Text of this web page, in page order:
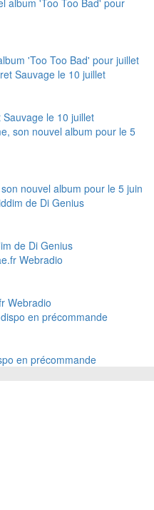
'Too Too Bad' pour juillet
le 10 juillet
nouvel album pour le 5 juin
de Di Genius
Webradio
en précommande